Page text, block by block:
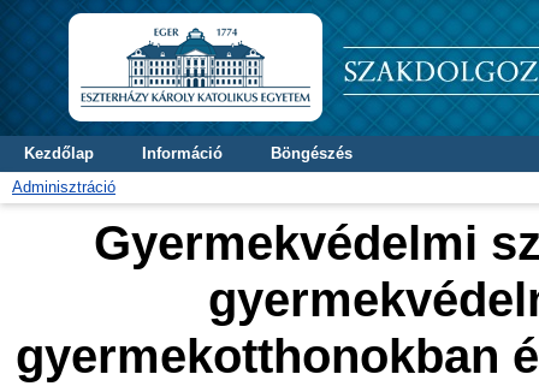
Kezdőlap Információ
Böngészés
Adminisztráció
Gyermekvédelmi
gyermekotthonokban